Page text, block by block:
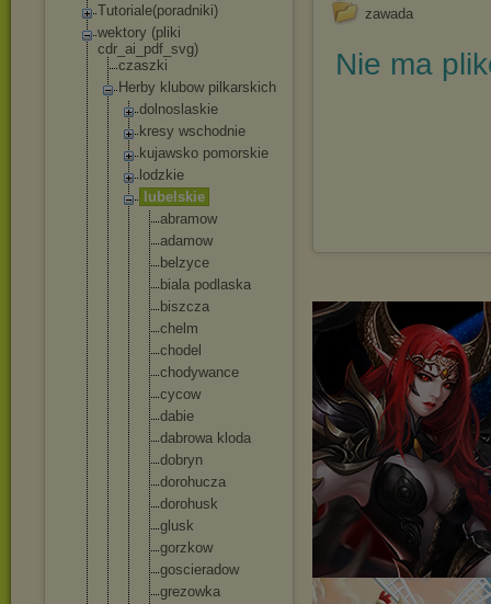
Tutoriale(poradni ki)
wektory (pliki
cdr_ai_pdf_svg)
czaszki
Herby klubow pilkarskich
dolnoslaskie
kresy wschodnie
kujawsko pomorskie
lodzkie
lubelskie
abramow
adamow
belzyce
biala podlaska
biszcza
chelm
chodel
chodywance
cycow
dabie
dabrowa kloda
dobryn
dorohucza
dorohusk
glusk
gorzkow
goscieradow
grezowka
zawada
Nie ma